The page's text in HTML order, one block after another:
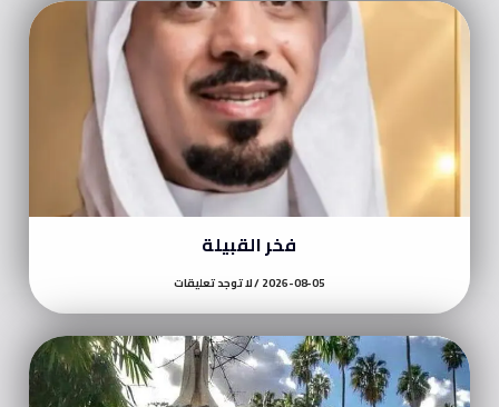
فخر القبيلة
2026-08-05 لا توجد تعليقات